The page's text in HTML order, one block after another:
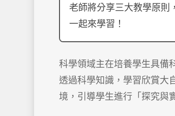
老師將分享三大教學原則
一起來學習！
科學領域主在培養學生具備
透過科學知識，學習欣賞大
境，引導學生進行「探究與